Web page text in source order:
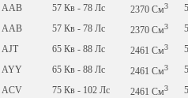
AAB 57 Кв - 78 Лс 2370 См3
5
AAB 57 Кв - 78 Лс 2370 См3
5
AJT 65 Кв - 88 Лс 2461 См3
5
AYY 65 Кв - 88 Лс 2461 См3
5
ACV 75 Кв - 102 Лс 2461 См3
5